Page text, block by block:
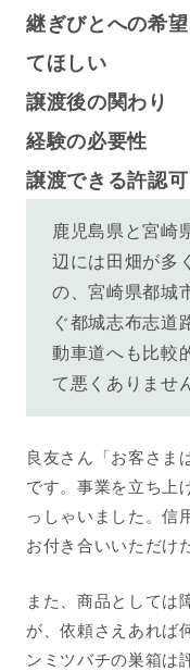
継ぎびとへの希望
てほしい
譲渡後の関わり
経験の必要性
譲渡できる許認
鹿児島県と宮崎
辺には田畑が多
の、宮崎県都城
ぐ都城志布志道
動車道へも比較
て悪くありませ
良友さん「お客さま
です。事業を立ち上
っしゃいました。信
お付き合いいただけ
また、商品としては
が、依頼さえあれば
ンミツバチの巣箱は